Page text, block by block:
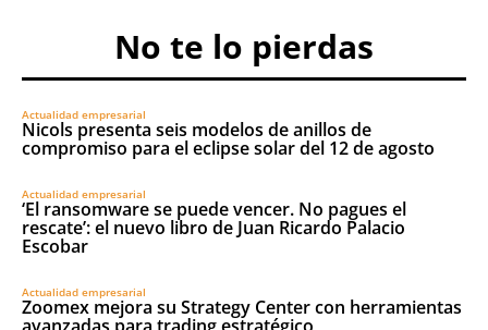
No te lo pierdas
Actualidad empresarial
Nicols presenta seis modelos de anillos de
compromiso para el eclipse solar del 12 de agosto
Actualidad empresarial
‘El ransomware se puede vencer. No pagues el
rescate’: el nuevo libro de Juan Ricardo Palacio
Escobar
Actualidad empresarial
Zoomex mejora su Strategy Center con herramientas